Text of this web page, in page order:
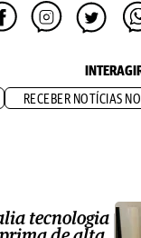
RECEBER NOTÍCIAS
tecnologia